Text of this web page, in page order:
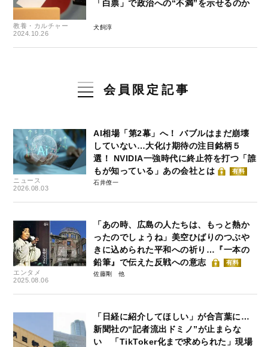
教養・カルチャー
2024.10.26
「白票」で政治への“不満”を示せるのか
犬飼淳
会員限定記事
ニュース
2026.08.03
AI相場「第2幕」へ！ バブルはまだ崩壊
していない…大化け期待の注目銘柄５
選！ NVIDIA一強時代に終止符を打つ「誰
もが知っている」あの会社とは
有料
石井僚一
エンタメ
2025.08.06
「あの時、広島の人たちは、もっと熱か
ったのでしょうね」美空ひばりのつぶや
きに込められた平和への祈り…『一本の
鉛筆』で伝えた反戦への意志
有料
佐藤剛
「日経に紹介してほしい」が合言葉に…
新聞社の“記者流出ドミノ”が止まらな
い 「TikToker化まで求められた」現場